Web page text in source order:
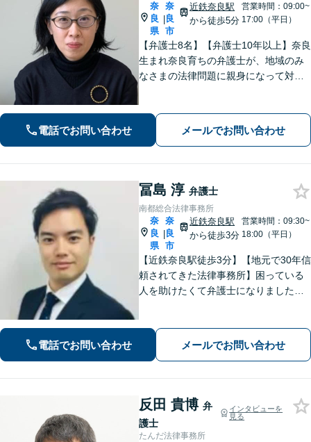
奈
良
県
|
奈
良
市
近鉄奈良駅
から徒歩5分
営業時間：09:00~
17:00（平日）
【弁護士8名】【弁護士10年以上】奈良
生まれ奈良育ちの弁護士が、地域のみ
なさまの法律問題に親身になって対応
を伺うことを大切にしています【近鉄
奈良駅5分】【オンライン相談可】
電話でお問い合わせ メールでお問い合わせ
冨島 淳 弁護士
南都総合法律事務所
奈
良
県
|
奈
良
市
近鉄奈良駅
から徒歩3分
営業時間：09:30~
18:00（平日）
【近鉄奈良駅徒歩3分】【地元で30年信
頼されてきた法律事務所】困っている
人を助けたくて弁護士になりました。
借金でお困りの方はぜひ一度ご相談く
電話でお問い合わせ メールでお問い合わせ
反田 貴博 弁
護士
インタビューを
見る
たんだ法律事務所